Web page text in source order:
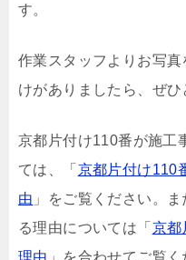
す。
作業スタッフよりお写
けがありましたら、ぜひ
京都片付け110番が施工
ては、「 京都片付け110
由 」をご覧ください。
る理由については「 京都
理由 」を合わせてご覧く